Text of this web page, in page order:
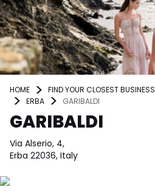
HOME FIND YOUR CLOSEST BUSINESS
ERBA
GARIBALDI
GARIBALDI
Via Alserio, 4,
Erba 22036, Italy